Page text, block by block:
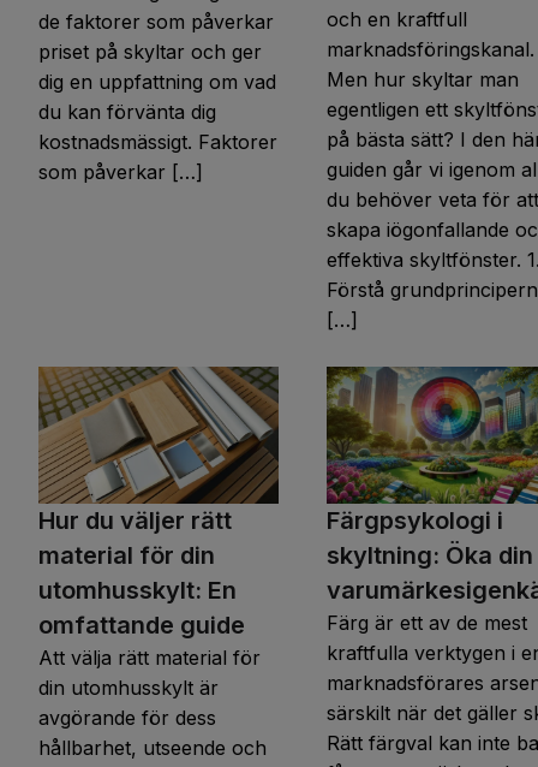
de faktorer som påverkar
priset på skyltar och ger
dig en uppfattning om vad
du kan förvänta dig
kostnadsmässigt. Faktorer
som påverkar […]
och en kraftfull
marknadsföringskanal.
Men hur skyltar man
egentligen ett
på bästa sätt? I den
guiden går vi igenom
du behöver veta för att
skapa iögonfallande
effektiva skyltfönster.
Förstå
[…]
Hur du väljer rätt
material för din
utomhusskylt: En
omfattande guide
Att välja rätt material för
din utomhusskylt är
avgörande för dess
hållbarhet, utseende och
Färgpsykologi i
skyltning: Öka din
Färg är ett av de mest
kraftfulla verktygen i
marknadsförares
särskilt när det gäller
Rätt färgval kan inte